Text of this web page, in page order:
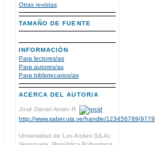
Otras revistas
TAMAÑO DE FUENTE
INFORMACIÓN
Para lectores/as
Para autores/as
Para bibliotecarios/as
ACERCA DEL AUTOR/A
José Daniel Anido R.
http://www.saber.ula.ve/handle/123456789/9779
Universidad de Los Andes (ULA)